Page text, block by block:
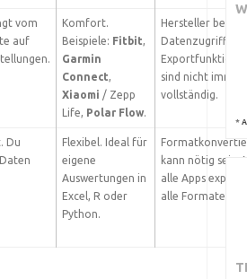
vom
auf
Komfort.
Beispiele: Fitbit,
Garmin
Connect,
Xiaomi / Zepp
Life, Polar Flow.
Hersteller
Datenzugriff.
Exportfunktionen
sind nicht immer
vollständig.
Du
Flexibel. Ideal für
eigene
Auswertungen in
Excel, R oder
Python.
kann nötig sein.
alle Apps
alle Formate.
*